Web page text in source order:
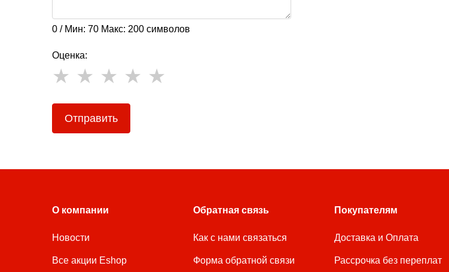
0 / Мин: 70 Макс: 200 символов
Оценка:
Отправить
О компании
Новости
Все акции Eshop
Обратная связь
Как с нами связаться
Форма обратной связи
Покупателям
Доставка и Оплата
Рассрочка без переплат